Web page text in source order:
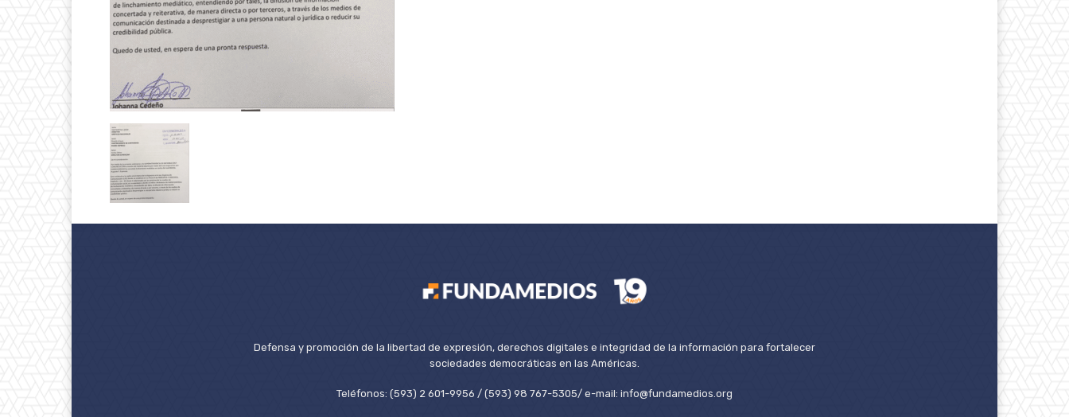
Defensa y promoción de la libertad de expresión, derechos digitales e integridad de la información para fortalecer
sociedades democráticas en las Américas.
Teléfonos: (593) 2 601-9956 / (593) 98 767-5305/ e-mail: info@fundamedios.org